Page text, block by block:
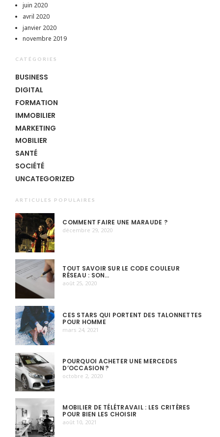
juin 2020
avril 2020
janvier 2020
novembre 2019
CATÉGORIES
BUSINESS
DIGITAL
FORMATION
IMMOBILIER
MARKETING
MOBILIER
SANTÉ
SOCIÉTÉ
UNCATEGORIZED
ARTICULES POPULAIRES
COMMENT FAIRE UNE MARAUDE ?
décembre 29, 2020
TOUT SAVOIR SUR LE CODE COULEUR
RÉSEAU : SON…
août 25, 2020
CES STARS QUI PORTENT DES TALONNETTES
POUR HOMME
mars 24, 2021
POURQUOI ACHETER UNE MERCEDES
D’OCCASION ?
octobre 2, 2020
MOBILIER DE TÉLÉTRAVAIL : LES CRITÈRES
POUR BIEN LES CHOISIR
août 10, 2021